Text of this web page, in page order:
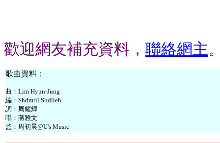
歡迎網友補充資料， 聯絡網主
歌曲資料：
曲：Lim Hyun-Jung
編：Shdmril Shdlleh
詞：周耀輝
唱：蔣雅文
監：周初晨@U's Music